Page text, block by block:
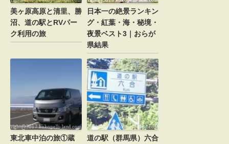
美ヶ原高原と清里、勝
沼、道の駅とRVパー
ク利用の旅
日本一の絶景ランキン
グ・紅葉・海・秘境・
夜景ベスト3｜おらが
県結果
東北車中泊の旅①蔵
道の駅（群馬県）六合